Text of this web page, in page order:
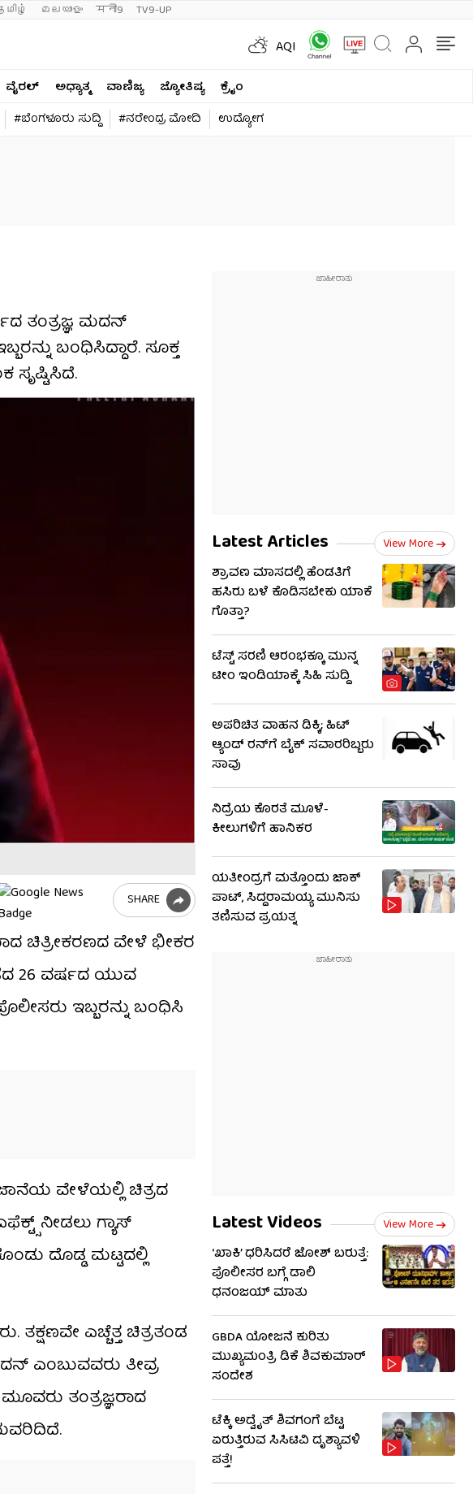
മലയാളം मनी9 TV9-UP
AQI
ವೈರಲ್​ ಅಧ್ಯಾತ್ಮ ವಾಣಿಜ್ಯ ಜ್ಯೋತಿಷ್ಯ
ಕ್ರೈಂ
#ಬೆಂಗಳೂರು ಸುದ್ದಿ #ನರೇಂದ್ರ ಮೋದಿ ಉದ್ಯೋಗ
ತಂತ್ರಜ್ಞ ಮದನ್
ಬಂಧಿಸಿದ್ದಾರೆ. ಸೂಕ್ತ
ಸೃಷ್ಟಿಸಿದೆ.
SHARE
ಚಿತ್ರೀಕರಣದ ವೇಳೆ ಭೀಕರ
26 ವರ್ಷದ ಯುವ
ಇಬ್ಬರನ್ನು ಬಂಧಿಸಿ
ವೇಳೆಯಲ್ಲಿ ಚಿತ್ರದ
ನೀಡಲು ಗ್ಯಾಸ್
ದೊಡ್ಡ ಮಟ್ಟದಲ್ಲಿ
ತಕ್ಷಣವೇ ಎಚ್ಚೆತ್ತ ಚಿತ್ರತಂಡ
ಎಂಬುವವರು ತೀವ್ರ
ತಂತ್ರಜ್ಞರಾದ
Latest Articles View More
ಶ್ರಾವಣ ಮಾಸದಲ್ಲಿ ಹೆಂಡತಿಗೆ
ಹಸಿರು ಬಳೆ ಕೊಡಿಸಬೇಕು ಯಾಕೆ
ಗೊತ್ತಾ?
ಟೆಸ್ಟ್ ಸರಣಿ ಆರಂಭಕ್ಕೂ ಮುನ್ನ
ಟೀಂ ಇಂಡಿಯಾಕ್ಕೆ ಸಿಹಿ ಸುದ್ದಿ
ಅಪರಿಚಿತ ವಾಹನ ಡಿಕ್ಕಿ; ಹಿಟ್
ಆ್ಯಂಡ್ ರನ್​​ಗೆ ಬೈಕ್ ಸವಾರರಿಬ್ಬರು
ಸಾವು
ನಿದ್ರೆಯ ಕೊರತೆ ಮೂಳೆ-
ಕೀಲುಗಳಿಗೆ ಹಾನಿಕರ
ಯತೀಂದ್ರಗೆ ಮತ್ತೊಂದು ಜಾಕ್​​
ಪಾಟ್, ಸಿದ್ದರಾಮಯ್ಯ ಮುನಿಸು
ತಣಿಸುವ ಪ್ರಯತ್ನ
Latest Videos View More
‘ಖಾಕಿ’ ಧರಿಸಿದರೆ ಜೋಶ್ ಬರುತ್ತೆ:
ಪೊಲೀಸರ ಬಗ್ಗೆ ಡಾಲಿ
ಧನಂಜಯ್ ಮಾತು
GBDA ಯೋಜನೆ ಕುರಿತು
ಮುಖ್ಯಮಂತ್ರಿ ಡಿಕೆ ಶಿವಕುಮಾರ್
ಸಂದೇಶ
ಟೆಕ್ಕಿ ಅದ್ವೈತ್ ಶಿವಗಂಗೆ ಬೆಟ್ಟ
ಏರುತ್ತಿರುವ ಸಿಸಿಟಿವಿ ದೃಶ್ಯಾವಳಿ
ಪತ್ತೆ!